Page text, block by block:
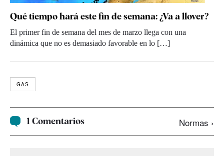
Qué tiempo hará este fin de semana: ¿Va a llover?
El primer fin de semana del mes de marzo llega con una
dinámica que no es demasiado favorable en lo […]
GAS
1 Comentarios Normas ›